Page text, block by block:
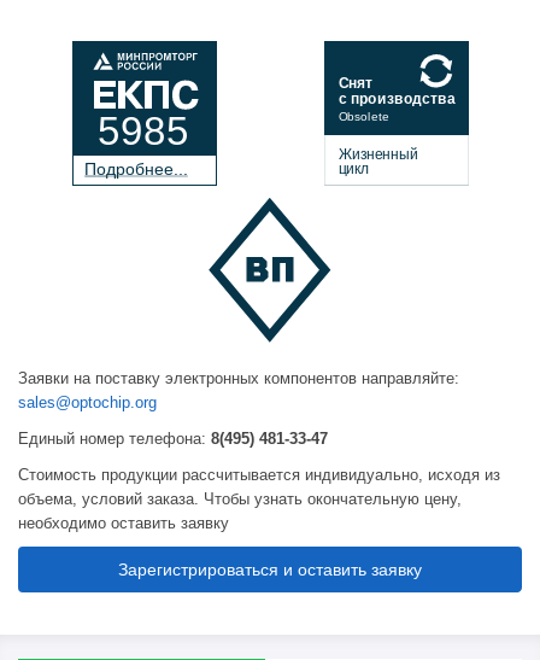
Подробнее...
5985
Жизненный
цикл
Obsolete
Снят
с производства
Заявки на поставку электронных компонентов направляйте:
sales@optochip.org
Единый номер телефона: 8(495) 481-33-47
Стоимость продукции рассчитывается индивидуально, исходя из
объема, условий заказа. Чтобы узнать окончательную цену,
необходимо оставить заявку
Зарегистрироваться и оставить заявку